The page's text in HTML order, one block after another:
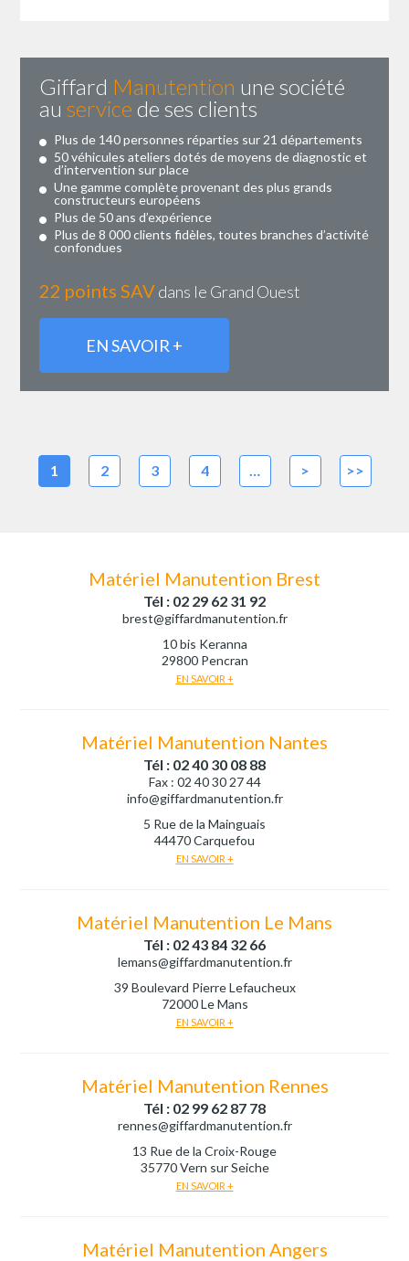
Giffard Manutention une société
au service de ses clients
Plus de 140 personnes réparties sur 21 départements
50 véhicules ateliers dotés de moyens de diagnostic et
d’intervention sur place
Une gamme complète provenant des plus grands
constructeurs européens
Plus de 50 ans d’expérience
Plus de 8 000 clients fidèles, toutes branches d’activité
confondues
22 points SAVdans le Grand Ouest
EN SAVOIR +
1 2 3 4 … > >>
Matériel Manutention Brest
Tél : 02 29 62 31 92
brest@giffardmanutention.fr
10 bis Keranna
29800 Pencran
EN SAVOIR +
Matériel Manutention Nantes
Tél : 02 40 30 08 88
Fax : 02 40 30 27 44
info@giffardmanutention.fr
5 Rue de la Mainguais
44470 Carquefou
EN SAVOIR +
Matériel Manutention Le Mans
Tél : 02 43 84 32 66
lemans@giffardmanutention.fr
39 Boulevard Pierre Lefaucheux
72000 Le Mans
EN SAVOIR +
Matériel Manutention Rennes
Tél : 02 99 62 87 78
rennes@giffardmanutention.fr
13 Rue de la Croix-Rouge
35770 Vern sur Seiche
EN SAVOIR +
Matériel Manutention Angers